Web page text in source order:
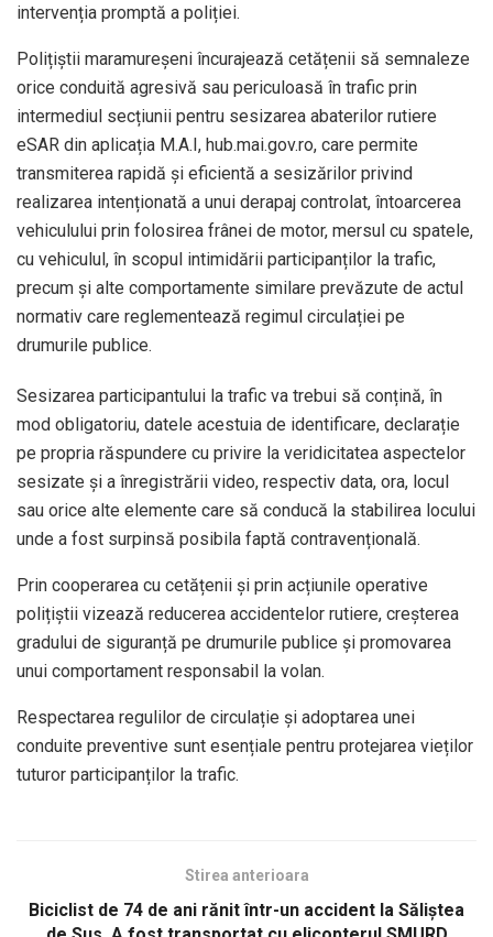
intervenția promptă a poliției.
Polițiștii maramureșeni încurajează cetățenii să semnaleze
orice conduită agresivă sau periculoasă în trafic prin
intermediul secțiunii pentru sesizarea abaterilor rutiere
eSAR din aplicația M.A.I, hub.mai.gov.ro, care permite
transmiterea rapidă și eficientă a sesizărilor privind
realizarea intenționată a unui derapaj controlat, întoarcerea
vehiculului prin folosirea frânei de motor, mersul cu spatele,
cu vehiculul, în scopul intimidării participanților la trafic,
precum și alte comportamente similare prevăzute de actul
normativ care reglementează regimul circulației pe
drumurile publice.
Sesizarea participantului la trafic va trebui să conțină, în
mod obligatoriu, datele acestuia de identificare, declarație
pe propria răspundere cu privire la veridicitatea aspectelor
sesizate și a înregistrării video, respectiv data, ora, locul
sau orice alte elemente care să conducă la stabilirea locului
unde a fost surpinsă posibila faptă contravențională.
Prin cooperarea cu cetățenii și prin acțiunile operative
polițiștii vizează reducerea accidentelor rutiere, creșterea
gradului de siguranță pe drumurile publice și promovarea
unui comportament responsabil la volan.
Respectarea regulilor de circulație și adoptarea unei
conduite preventive sunt esențiale pentru protejarea vieților
tuturor participanților la trafic.
Stirea anterioara
Biciclist de 74 de ani rănit într-un accident la Săliștea